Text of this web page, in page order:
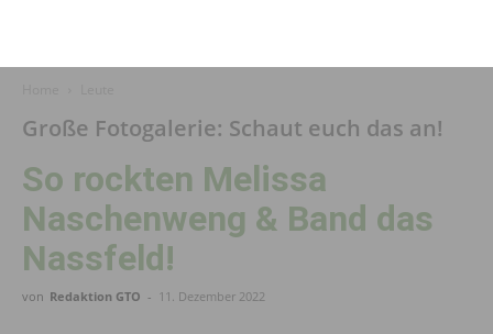
Große Fotogalerie: Schaut euch das an!
So rockten Melissa
Naschenweng & Band das
Nassfeld!
von Redaktion GTO - 11. Dezember 2022